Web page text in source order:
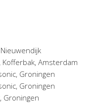
Kofferbak, Amsterdam
Groningen
Groningen
Groningen